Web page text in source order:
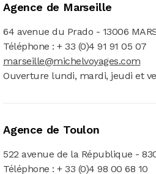
Agence de Marseille
64 avenue du Prado - 13006
Téléphone : + 33 (0)4 91 91 05 07
marseille@michelvoyages.com
Ouverture lundi, mardi, jeudi et
Agence de Toulon
522 avenue de la République -
Téléphone : + 33 (0)4 98 00 68 10